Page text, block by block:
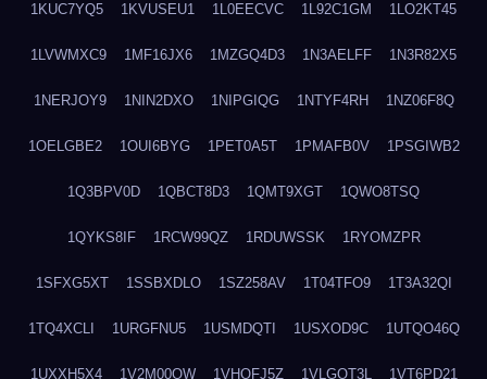
1KUC7YQ5 1KVUSEU1 1L0EECVC 1L92C1GM 1LO2KT45
1LVWMXC9 1MF16JX6 1MZGQ4D3 1N3AELFF 1N3R82X5
1NERJOY9 1NIN2DXO 1NIPGIQG 1NTYF4RH 1NZ06F8Q
1OELGBE2 1OUI6BYG 1PET0A5T 1PMAFB0V 1PSGIWB2
1Q3BPV0D 1QBCT8D3 1QMT9XGT 1QWO8TSQ
1QYKS8IF 1RCW99QZ 1RDUWSSK 1RYOMZPR
1SFXG5XT 1SSBXDLO 1SZ258AV 1T04TFO9 1T3A32QI
1TQ4XCLI 1URGFNU5 1USMDQTI 1USXOD9C 1UTQO46Q
1UXXH5X4 1V2M00OW 1VHOFJ5Z 1VLGOT3L 1VT6PD21